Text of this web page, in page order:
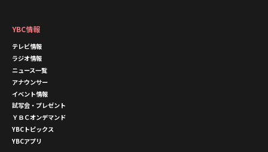
YBC情報
テレビ情報
ラジオ情報
ニュース一覧
アナウンサー
イベント情報
試写会・プレゼント
ＹＢＣオンデマンド
YBCトピックス
YBCアプリ